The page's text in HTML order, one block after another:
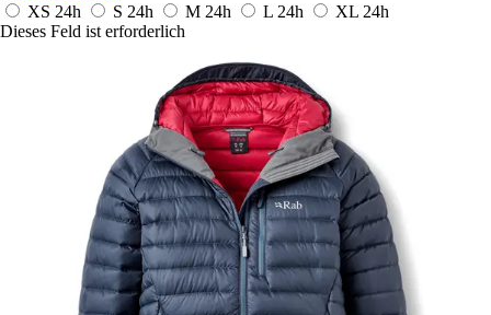
XS 24h S 24h M 24h L 24h XL 24h
Dieses Feld ist erforderlich